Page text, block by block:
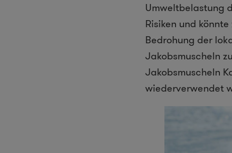
Umweltbelastung
Risiken und
Bedrohung der
Jakobsmuscheln
Jakobsmuscheln
wiederverwendet